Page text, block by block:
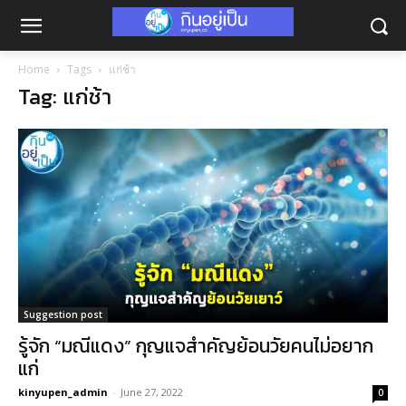
Home Tags แก่ช้า
Tag: แก่ช้า
Suggestion post
รู้จัก “มณีแดง” กุญแจสำคัญย้อนวัยคนไม่อยาก
แก่
kinyupen_admin - June 27, 2022 0